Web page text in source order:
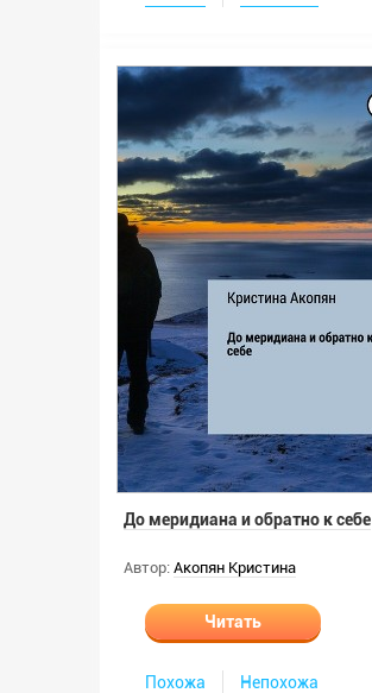
До меридиана и обратно к себе
Автор: Акопян Кристина
Читать
Похожа Непохожа